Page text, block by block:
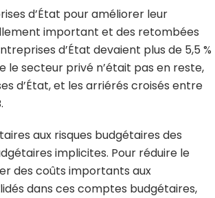
d’État pour améliorer leur
important et des retombées
d’État devaient plus de 5,5 %
le secteur privé n’était pas en reste,
d’État, et les arriérés croisés entre
aux risques budgétaires des
implicites. Pour réduire le
des coûts importants aux
dans ces comptes budgétaires,